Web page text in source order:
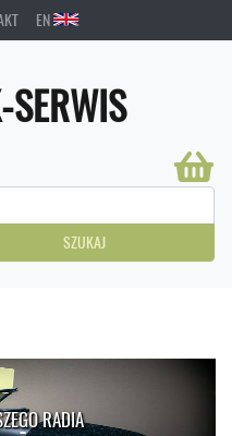
EN
SERWIS
SZUKAJ
RADIA